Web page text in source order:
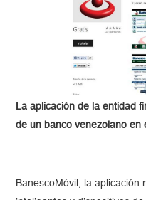
La aplicación de la entidad
de un banco venezolano en
BanescoMóvil, la aplicación